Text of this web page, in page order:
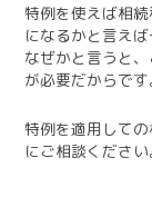
特例を使えば相
になるかと言えば
なぜかと言うと
が必要だからです
特例を適用して
にご相談ください